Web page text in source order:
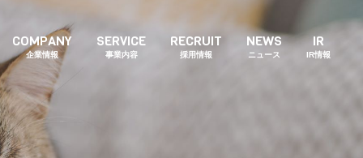
COMPANY
企業情報
SERVICE
事業内容
RECRUIT
採用情報
NEWS
ニュース
IR
IR情報